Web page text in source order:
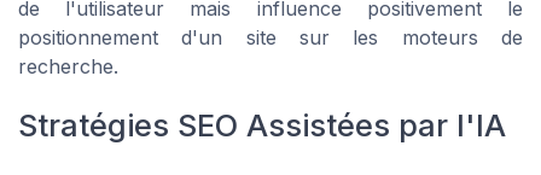
de l'utilisateur mais influence positivement le
positionnement d'un site sur les moteurs de
recherche.
Stratégies SEO Assistées par l'IA